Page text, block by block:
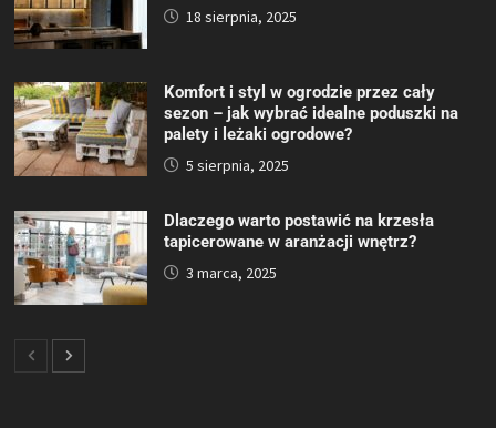
18 sierpnia, 2025
Komfort i styl w ogrodzie przez cały
sezon – jak wybrać idealne poduszki na
palety i leżaki ogrodowe?
5 sierpnia, 2025
Dlaczego warto postawić na krzesła
tapicerowane w aranżacji wnętrz?
3 marca, 2025